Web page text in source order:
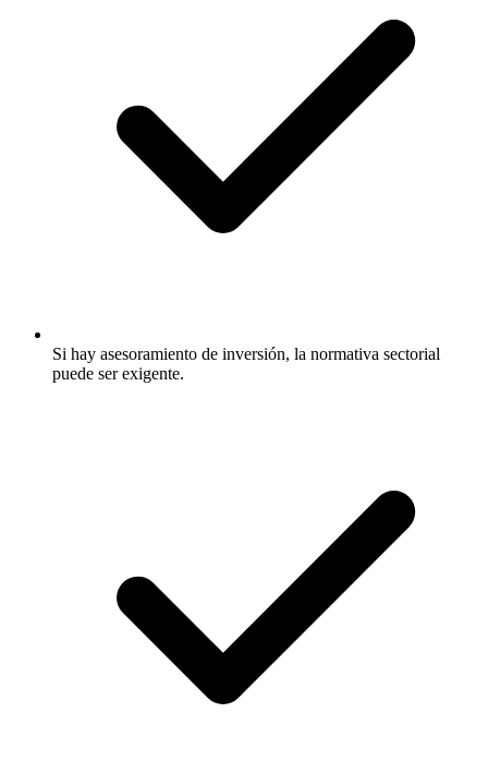
Si hay asesoramiento de inversión, la normativa sectorial
puede ser exigente.